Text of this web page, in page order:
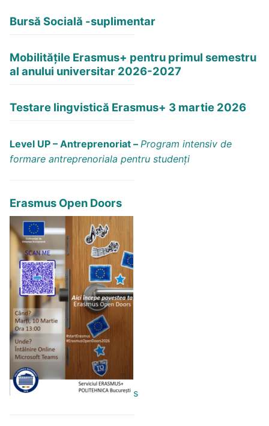
Bursă Socială -suplimentar
Mobilitățile Erasmus+ pentru primul semestru
al anului universitar 2026-2027
Testare lingvistică Erasmus+ 3 martie 2026
Level UP – Antreprenoriat – Program intensiv de
formare antreprenoriala pentru studenți
Erasmus Open Doors
s